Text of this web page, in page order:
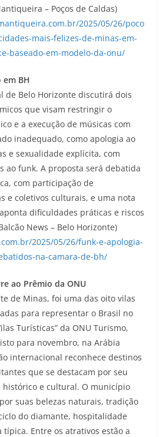
– Poços de Caldas)
2025/05/26/poco
mais-felizes-de-minas-em-
baseado-em-modelo-da-onu/
em BH
de Belo Horizonte discutirá dois
que visam restringir o
e a execução de músicas com
inadequado, como apologia ao
e sexualidade explícita, com
ao funk. A proposta será debatida
com participação de
e coletivos culturais, e uma nota
dificuldades práticas e riscos
News – Belo Horizonte)
2025/05/26/funk-e-apologia-
na-camara-de-bh/
ao Prêmio da ONU
de Minas, foi uma das oito vilas
para representar o Brasil no
Turísticas” da ONU Turismo,
para novembro, na Arábia
internacional reconhece destinos
que se destacam por seu
e cultural. O município
suas belezas naturais, tradição
do diamante, hospitalidade
Entre os atrativos estão a